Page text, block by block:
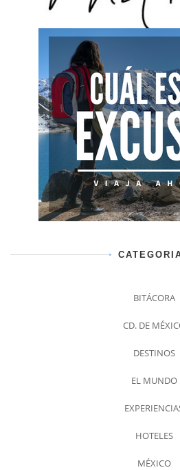
BITÁCORA
CD. DE
DESTINOS
EL MUNDO
HOTELES
MÉXICO